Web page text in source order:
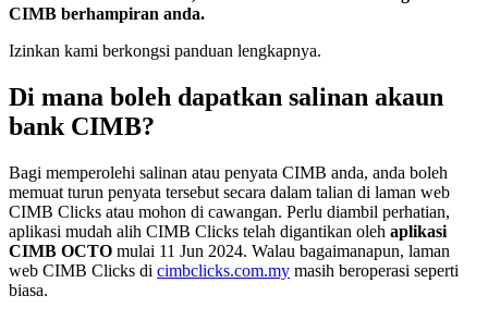
CIMB berhampiran anda.
Izinkan kami berkongsi panduan lengkapnya.
Di mana boleh dapatkan salinan akaun
bank CIMB?
Bagi memperolehi salinan atau penyata CIMB anda, anda boleh
memuat turun penyata tersebut secara dalam talian di laman web
CIMB Clicks atau mohon di cawangan. Perlu diambil perhatian,
aplikasi mudah alih CIMB Clicks telah digantikan oleh aplikasi
CIMB OCTO mulai 11 Jun 2024. Walau bagaimanapun, laman
web CIMB Clicks di cimbclicks.com.my masih beroperasi seperti
biasa.